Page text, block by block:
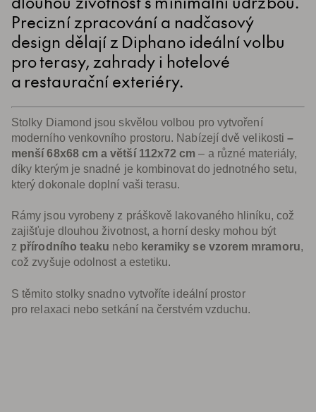
Precizní zpracování a nadčasový
design dělají z Diphano ideální volbu
pro terasy, zahrady i hotelové
a restaurační exteriéry.
Stolky Diamond jsou skvělou volbou pro vytvoření
moderního venkovního prostoru. Nabízejí dvě velikosti–
menší 68x68 cm a větší 112x72 cm – a různé materiály,
díky kterým je snadné je kombinovat do jednotného setu,
který dokonale doplní vaši terasu.
Rámy jsou vyrobeny z práškově lakovaného hliníku, což
zajišťuje dlouhou životnost, a horní desky mohou být
z přírodního teaku nebo keramiky se vzorem mramoru,
což zvyšuje odolnost a estetiku.
S těmito stolky snadno vytvoříte ideální prostor
pro relaxaci nebo setkání na čerstvém vzduchu.